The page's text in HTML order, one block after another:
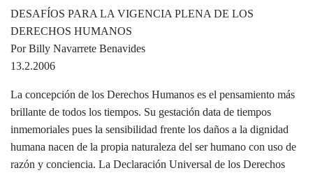
DESAFÍOS PARA LA VIGENCIA PLENA DE LOS
DERECHOS HUMANOS
Por Billy Navarrete Benavides
13.2.2006
La concepción de los Derechos Humanos es el pensamiento más
brillante de todos los tiempos. Su gestación data de tiempos
inmemoriales pues la sensibilidad frente los daños a la dignidad
humana nacen de la propia naturaleza del ser humano con uso de
razón y conciencia. La Declaración Universal de los Derechos